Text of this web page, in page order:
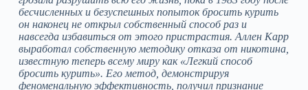
бесчисленных и безуспешных попыток бросить курить
он наконец не открыл собственный способ раз и
навсегда избавиться от этого пристрастия. Аллен Карр
выработал собственную методику отказа от никотина,
известную теперь всему миру как «Легкий способ
бросить курить». Его метод, демонстрируя
феноменальную эффективность, получил признание